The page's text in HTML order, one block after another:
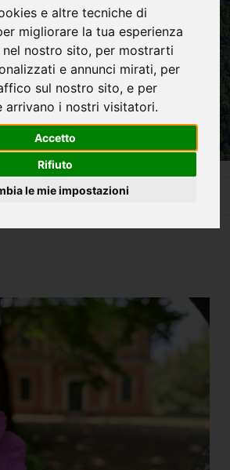
e altre tecniche di
migliorare la tua esperienza
nostro sito, per mostrarti
e annunci mirati, per
sul nostro sito, e per
arrivano i nostri visitatori.
Accetto
Rifiuto
le mie impostazioni
STUPIRE:
delle Marmore e non solo